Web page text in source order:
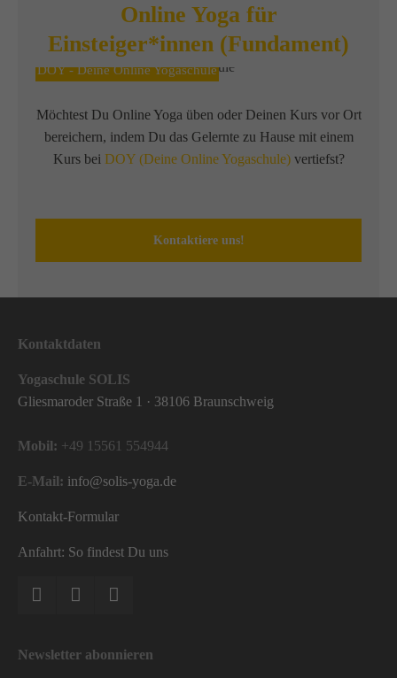
Online Yoga für
Einsteiger*innen (Fundament)
DOY - Deine Online Yogaschule
Möchtest Du Online Yoga üben oder Deinen Kurs vor Ort
bereichern, indem Du das Gelernte zu Hause mit einem
Kurs bei DOY (Deine Online Yogaschule)vertiefst?
Kontaktiere uns!
Kontaktdaten
Yogaschule SOLIS
Gliesmaroder Straße 1 · 38106 Braunschweig
Mobil: +49 15561 554944
E-Mail: info@solis-yoga.de
Kontakt-Formular
Anfahrt: So findest Du uns
Newsletter abonnieren